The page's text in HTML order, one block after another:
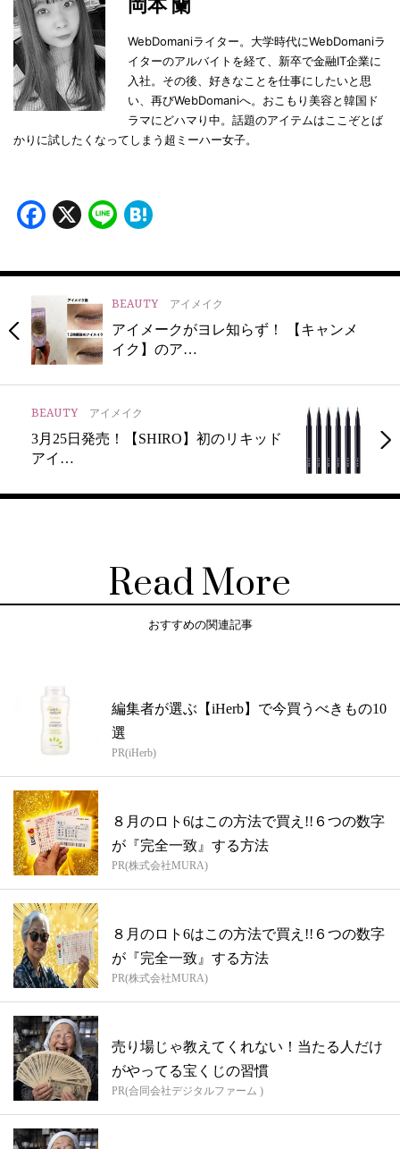
WebDomaniライター。大学時代にWebDomaniラ
イターのアルバイトを経て、新卒で金融IT企業に
入社。その後、好きなことを仕事にしたいと思
い、再びWebDomaniへ。おこもり美容と韓国ド
ラマにどハマり中。話題のアイテムはここぞとば
かりに試したくなってしまう超ミーハー女子。
Facebook
X Line
BEAUTY アイメイク
アイメークがヨレ知らず！ 【キャンメ
イク】のア…
BEAUTY アイメイク
3月25日発売！【SHIRO】初のリキッド
アイ…
Read More
おすすめの関連記事
編集者が選ぶ【iHerb】で今買うべきもの10
選
PR(iHerb)
８月のロト6はこの方法で買え!!６つの数字
が『完全一致』する方法
PR(株式会社MURA)
８月のロト6はこの方法で買え!!６つの数字
が『完全一致』する方法
PR(株式会社MURA)
売り場じゃ教えてくれない！当たる人だけ
がやってる宝くじの習慣
PR(合同会社デジタルファーム )